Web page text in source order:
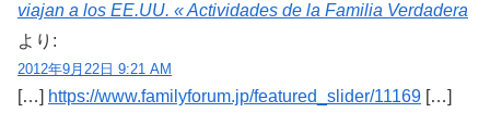
viajan a los EE.UU. « Actividades de la Familia Verdadera
より:
2012年9月22日 9:21 AM
[…] https://www.familyforum.jp/featured_slider/11169 […]